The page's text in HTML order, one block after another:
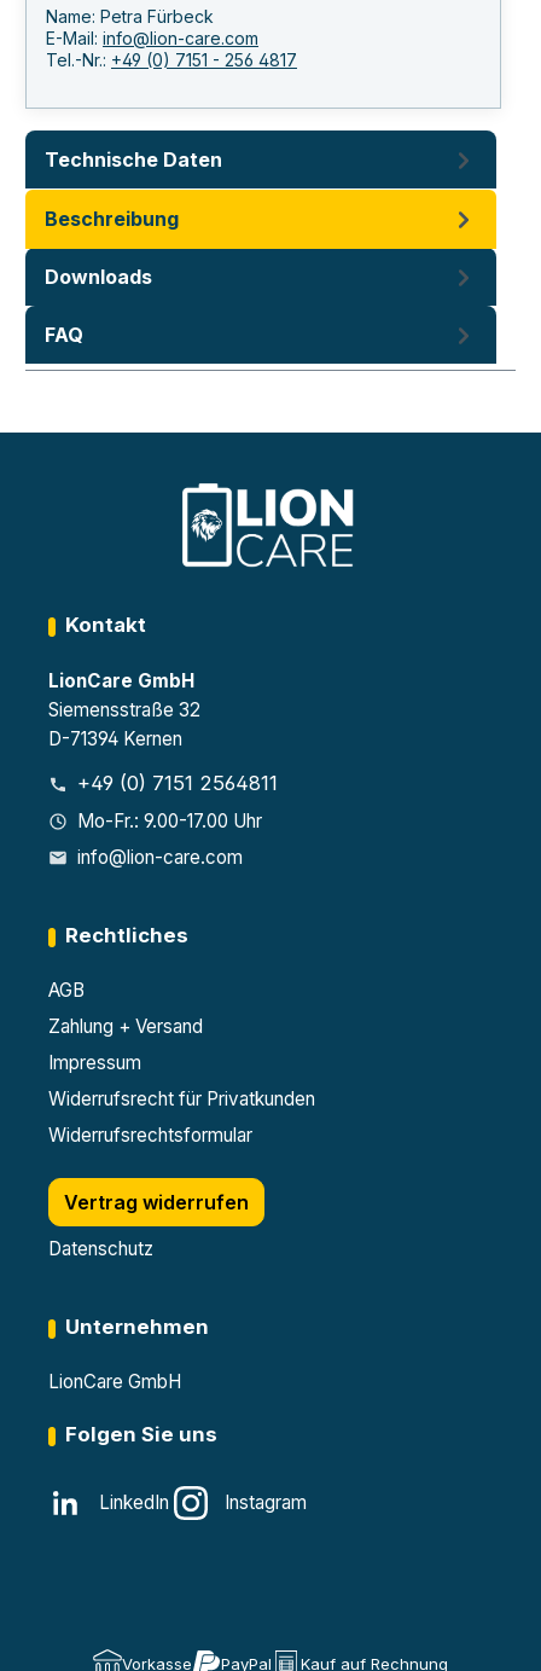
Name: Petra Fürbeck
E-Mail: info@lion-care.com
Tel.-Nr.: +49 (0) 7151 - 256 4817
Technische Daten
Beschreibung
Downloads
FAQ
Kontakt
LionCare GmbH
Siemensstraße 32
D-71394 Kernen
+49 (0) 7151 2564811
Mo-Fr.: 9.00-17.00 Uhr
info@lion-care.com
Rechtliches
AGB
Zahlung + Versand
Impressum
Widerrufsrecht für Privatkunden
Widerrufsrechtsformular
Vertrag widerrufen
Datenschutz
Unternehmen
LionCare GmbH
Folgen Sie uns
LinkedIn Instagram
Vorkasse PayPal Kauf auf Rechnung